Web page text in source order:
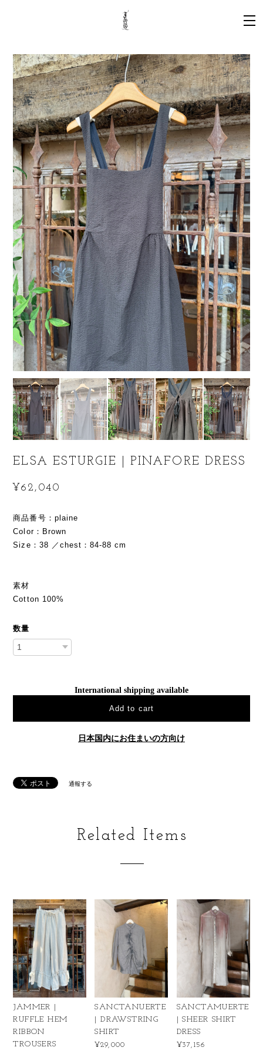
ELSA ESTURGIE | PINAFORE DRESS
¥62,040
商品番号：plaine
Color：Brown
Size：38 ／chest：84-88 cm
素材
Cotton 100%
数量
International shipping available
Add to cart
日本国内にお住まいの方向け
通報する
Related Items
JAMMER |
RUFFLE HEM
RIBBON
TROUSERS
SANCTANUERTE
| DRAWSTRING
SHIRT
¥29,000
SANCTAMUERTE
| SHEER SHIRT
DRESS
¥37,156